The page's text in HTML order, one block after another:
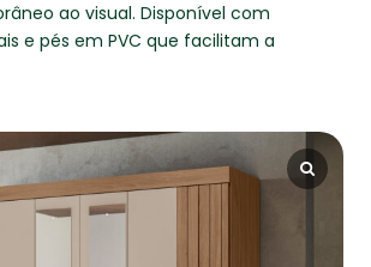
ao visual. Disponível com
e pés em PVC que facilitam a